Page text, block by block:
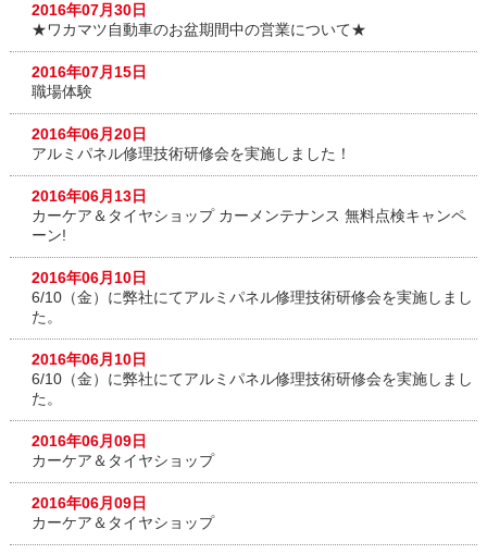
2016年07月30日
★ワカマツ自動車のお盆期間中の営業について★
2016年07月15日
職場体験
2016年06月20日
アルミパネル修理技術研修会を実施しました！
2016年06月13日
カーケア＆タイヤショップ カーメンテナンス 無料点検キャンペ
ーン!
2016年06月10日
6/10（金）に弊社にてアルミパネル修理技術研修会を実施しまし
た。
2016年06月10日
6/10（金）に弊社にてアルミパネル修理技術研修会を実施しまし
た。
2016年06月09日
カーケア＆タイヤショップ
2016年06月09日
カーケア＆タイヤショップ